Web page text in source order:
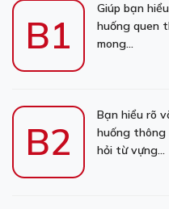
B1
Giúp bạn
huống quen
mong...
B2
Bạn hiểu rõ
huống thông
hỏi từ vựng...